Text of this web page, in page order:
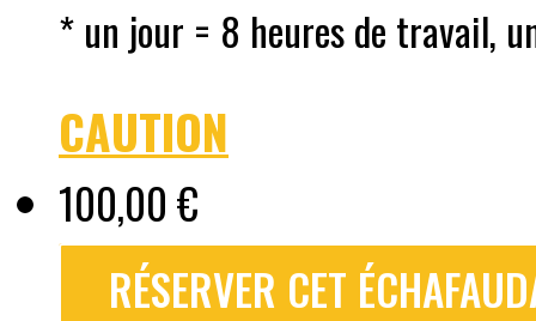
* un jour = 8 heures de travail,
CAUTION
100,00 €
RÉSERVER CET